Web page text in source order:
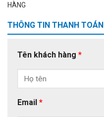
HÀNG
THÔNG TIN THANH TOÁN
Tên khách hàng *
Email *